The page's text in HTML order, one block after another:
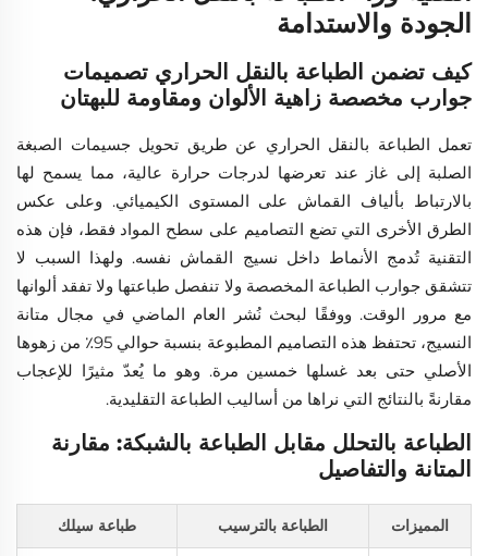
الجودة والاستدامة
كيف تضمن الطباعة بالنقل الحراري تصميمات
جوارب مخصصة زاهية الألوان ومقاومة للبهتان
تعمل الطباعة بالنقل الحراري عن طريق تحويل جسيمات الصبغة
الصلبة إلى غاز عند تعرضها لدرجات حرارة عالية، مما يسمح لها
بالارتباط بألياف القماش على المستوى الكيميائي. وعلى عكس
الطرق الأخرى التي تضع التصاميم على سطح المواد فقط، فإن هذه
التقنية تُدمج الأنماط داخل نسيج القماش نفسه. ولهذا السبب لا
تتشقق جوارب الطباعة المخصصة ولا تنفصل طباعتها ولا تفقد ألوانها
مع مرور الوقت. ووفقًا لبحث نُشر العام الماضي في مجال متانة
النسيج، تحتفظ هذه التصاميم المطبوعة بنسبة حوالي 95٪ من زهوها
الأصلي حتى بعد غسلها خمسين مرة. وهو ما يُعدّ مثيرًا للإعجاب
مقارنةً بالنتائج التي نراها من أساليب الطباعة التقليدية.
الطباعة بالتحلل مقابل الطباعة بالشبكة: مقارنة
المتانة والتفاصيل
المميزات الطباعة بالترسيب طباعة سيلك